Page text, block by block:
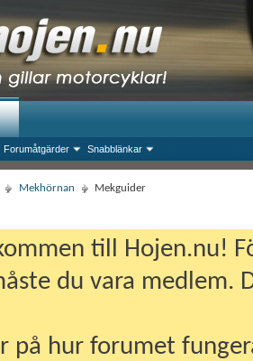
Forumåtgärder Snabblänkar
Mekhörnan Mekguider
till Hojen.nu!
du vara medlem.
på hur forumet